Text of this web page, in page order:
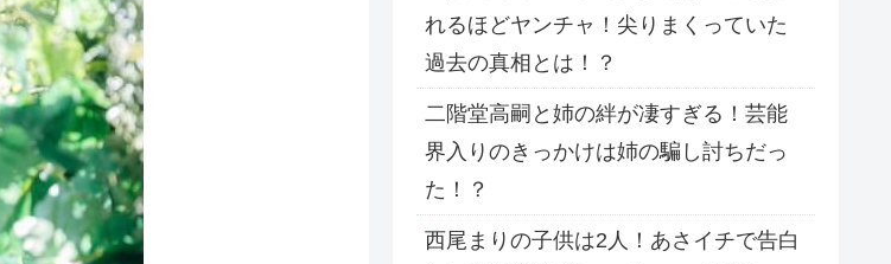
れるほどヤンチャ！尖りまくっていた
過去の真相とは！？
二階堂高嗣と姉の絆が凄すぎる！芸能
界入りのきっかけは姉の騙し討ちだっ
た！？
西尾まりの子供は2人！あさイチで告白